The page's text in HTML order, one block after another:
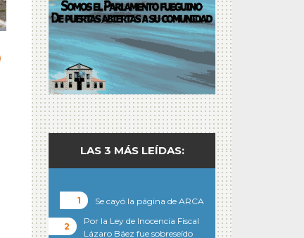
LAS 3 MÁS LEÍDAS:
Se cayó la página de ARCA
Por la Ley de Inocencia Fiscal
Lázaro Báez fue sobreseído